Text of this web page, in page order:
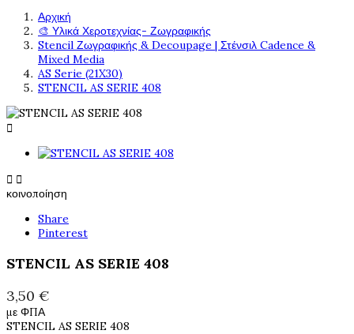
Αρχική
🎨 Υλικά Χεροτεχνίας- Ζωγραφικής
Stencil Ζωγραφικής & Decoupage | Στένσιλ Cadence &
Mixed Media
AS Serie (21X30)
STENCIL AS SERIE 408

 
κοινοποίηση
Share
Pinterest
STENCIL AS SERIE 408
3,50 €
με ΦΠΑ
STENCIL AS SERIE 408